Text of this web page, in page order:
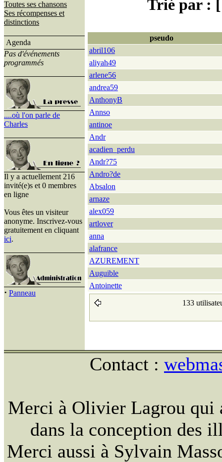
Toutes ses chansons
Ses récompenses et
distinctions
Agenda
Pas d'événements
programmés
....où l'on parle de
Charles
Il y a actuellement 216
invité(e)s et 0 membres
en ligne
Vous êtes un visiteur
anonyme. Inscrivez-vous
gratuitement en cliquant
ici.
· Panneau
Trié par : [
pseudo
abril106
aliyah49
arlene56
andrea59
AnthonyB
Annso
antinoe
Andr
acadien_perdu
Andr?75
Andro?de
Absalon
arnaze
alex059
artlover
anna
alafrance
AZUREMENT
Auguible
Antoinette
133
Contact :
Merci à Olivier Lagrou qui
dans la conception des
Merci aussi à Sylvain